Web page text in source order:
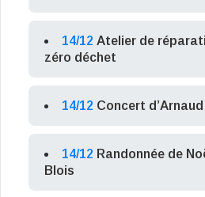
14/12 Atelier de
zéro déchet
14/12 Concert
14/12 Randonnée de
Blois